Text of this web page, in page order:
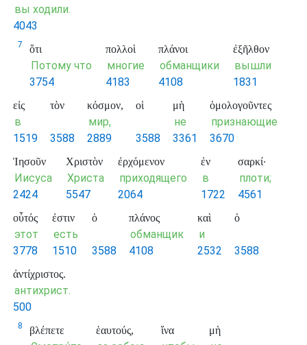
вы ходили.
4043
7 ὅτι
Потому что
3754
πολλοὶ
многие
4183
πλάνοι
обманщики
4108
ἐξῆλθον
вышли
1831
εἰς
в
1519
τὸν
3588
κόσμον,
мир,
2889
οἱ
3588
μὴ
не
3361
ὁμολογοῦντες
признающие
3670
Ἰησοῦν
Иисуса
2424
Χριστὸν
Христа
5547
ἐρχόμενον
приходящего
2064
ἐν
в
1722
σαρκί·
плоти;
4561
οὗτός
этот
3778
ἐστιν
есть
1510
ὁ
3588
πλάνος
обманщик
4108
καὶ
и
2532
ὁ
3588
ἀντίχριστος.
антихрист.
500
8 βλέπετε ἑαυτούς, ἵνα μὴ